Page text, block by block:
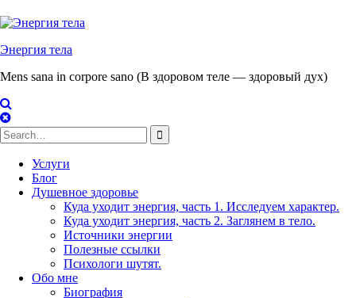
Сайт
Энергия тела
Mens sana in corpore sano (В здоровом теле — здоровый дух)
Search
for:
Услуги
Блог
Душевное здоровье
Куда уходит энергия, часть 1. Исследуем характер.
Куда уходит энергия, часть 2. Заглянем в тело.
Источники энергии
Полезные ссылки
Психологи шутят.
Обо мне
Биография